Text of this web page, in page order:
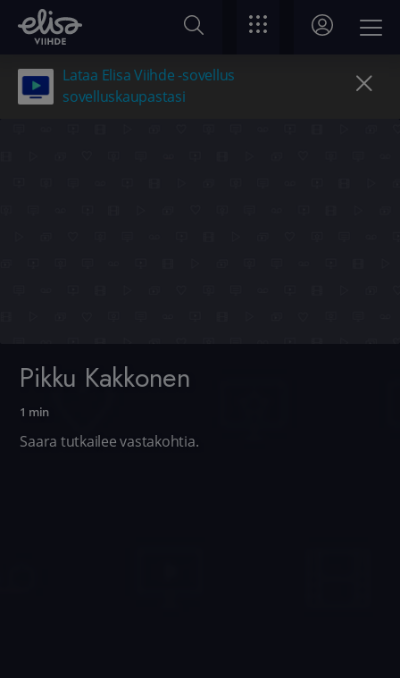
Lataa Elisa Viihde -sovellus
sovelluskaupastasi
Pikku Kakkonen
1 min
Saara tutkailee vastakohtia.